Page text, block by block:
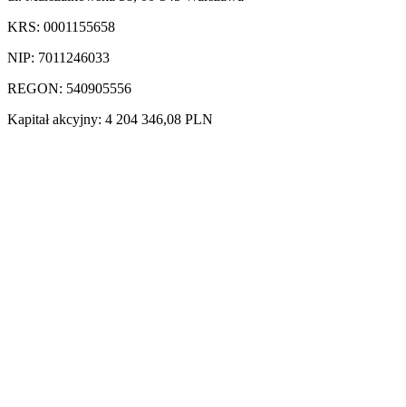
KRS: 0001155658
NIP: 7011246033
REGON: 540905556
Kapitał akcyjny: 4 204 346,08 PLN